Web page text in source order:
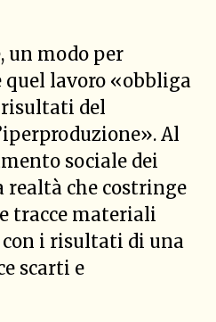
un modo per
quel lavoro «obbliga
del
Al
sociale dei
realtà che costringe
tracce materiali
con i risultati di una
scarti e